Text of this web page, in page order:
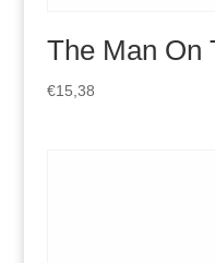
The Man On
€15,38